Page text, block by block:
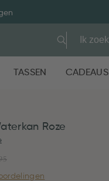
TASSEN CADEAUS
Roze